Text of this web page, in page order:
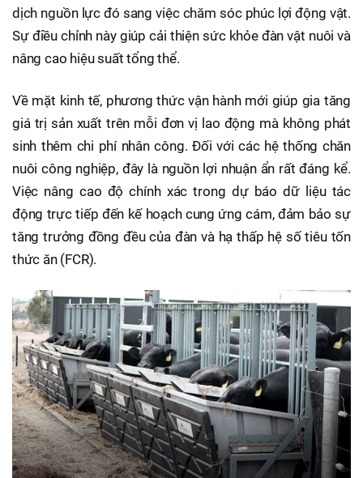
dịch nguồn lực đó sang việc chăm sóc phúc lợi động vật.
Sự điều chỉnh này giúp cải thiện sức khỏe đàn vật nuôi và
nâng cao hiệu suất tổng thể.
Về mặt kinh tế, phương thức vận hành mới giúp gia tăng
giá trị sản xuất trên mỗi đơn vị lao động mà không phát
sinh thêm chi phí nhân công. Đối với các hệ thống chăn
nuôi công nghiệp, đây là nguồn lợi nhuận ẩn rất đáng kể.
Việc nâng cao độ chính xác trong dự báo dữ liệu tác
động trực tiếp đến kế hoạch cung ứng cám, đảm bảo sự
tăng trưởng đồng đều của đàn và hạ thấp hệ số tiêu tốn
thức ăn (FCR).